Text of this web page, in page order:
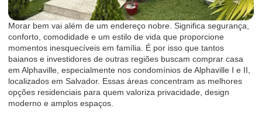
Morar bem vai além de um endereço nobre. Significa segurança,
conforto, comodidade e um estilo de vida que proporcione
momentos inesquecíveis em família. É por isso que tantos
baianos e investidores de outras regiões buscam comprar casa
em Alphaville, especialmente nos condomínios de Alphaville I e II,
localizados em Salvador. Essas áreas concentram as melhores
opções residenciais para quem valoriza privacidade, design
moderno e amplos espaços.